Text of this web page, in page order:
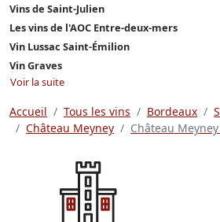
Vins de Saint-Julien
Les vins de l'AOC Entre-deux-mers
Vin Lussac Saint-Émilion
Vin Graves
Voir la suite
Accueil Tous les vins Bordeaux
Château Meyney
Château